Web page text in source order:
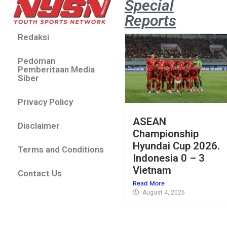
Redaksi
Pedoman
Pemberitaan Media
Siber
Privacy Policy
Disclaimer
Terms and Conditions
Contact Us
Special
Reports
ASEAN
Championship
Hyundai Cup 2026.
Indonesia 0 – 3
Vietnam
Read More
August 4, 2026